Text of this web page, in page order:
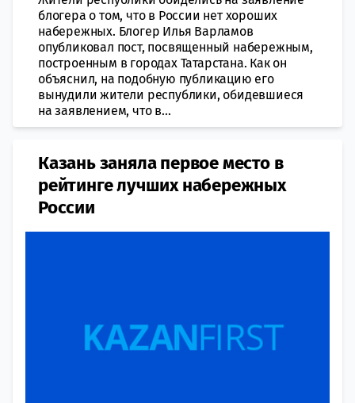
блогера о том, что в России нет хороших
набережных. Блогер Илья Варламов
опубликовал пост, посвященный набережным,
построенным в городах Татарстана. Как он
объяснил, на подобную публикацию его
вынудили жители республики, обидевшиеся
на заявлением, что в...
Казань заняла первое место в
рейтинге лучших набережных
России